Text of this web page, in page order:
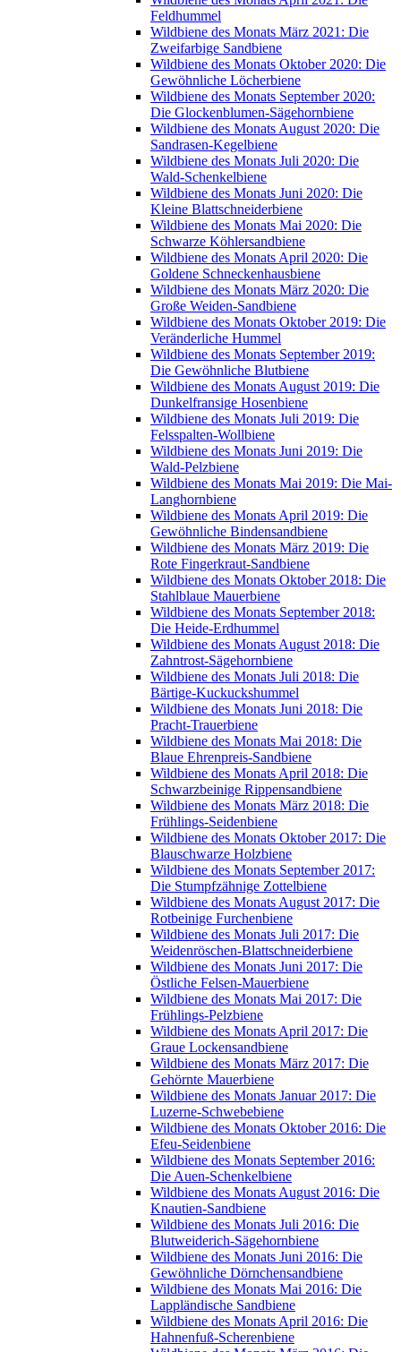
Feldhummel
Wildbiene des Monats März 2021: Die
Zweifarbige Sandbiene
Wildbiene des Monats Oktober 2020: Die
Gewöhnliche Löcherbiene
Wildbiene des Monats September 2020:
Die Glockenblumen-Sägehornbiene
Wildbiene des Monats August 2020: Die
Sandrasen-Kegelbiene
Wildbiene des Monats Juli 2020: Die
Wald-Schenkelbiene
Wildbiene des Monats Juni 2020: Die
Kleine Blattschneiderbiene
Wildbiene des Monats Mai 2020: Die
Schwarze Köhlersandbiene
Wildbiene des Monats April 2020: Die
Goldene Schneckenhausbiene
Wildbiene des Monats März 2020: Die
Große Weiden-Sandbiene
Wildbiene des Monats Oktober 2019: Die
Veränderliche Hummel
Wildbiene des Monats September 2019:
Die Gewöhnliche Blutbiene
Wildbiene des Monats August 2019: Die
Dunkelfransige Hosenbiene
Wildbiene des Monats Juli 2019: Die
Felsspalten-Wollbiene
Wildbiene des Monats Juni 2019: Die
Wald-Pelzbiene
Wildbiene des Monats Mai 2019: Die Mai-
Langhornbiene
Wildbiene des Monats April 2019: Die
Gewöhnliche Bindensandbiene
Wildbiene des Monats März 2019: Die
Rote Fingerkraut-Sandbiene
Wildbiene des Monats Oktober 2018: Die
Stahlblaue Mauerbiene
Wildbiene des Monats September 2018:
Die Heide-Erdhummel
Wildbiene des Monats August 2018: Die
Zahntrost-Sägehornbiene
Wildbiene des Monats Juli 2018: Die
Bärtige-Kuckuckshummel
Wildbiene des Monats Juni 2018: Die
Pracht-Trauerbiene
Wildbiene des Monats Mai 2018: Die
Blaue Ehrenpreis-Sandbiene
Wildbiene des Monats April 2018: Die
Schwarzbeinige Rippensandbiene
Wildbiene des Monats März 2018: Die
Frühlings-Seidenbiene
Wildbiene des Monats Oktober 2017: Die
Blauschwarze Holzbiene
Wildbiene des Monats September 2017:
Die Stumpfzähnige Zottelbiene
Wildbiene des Monats August 2017: Die
Rotbeinige Furchenbiene
Wildbiene des Monats Juli 2017: Die
Weidenröschen-Blattschneiderbiene
Wildbiene des Monats Juni 2017: Die
Östliche Felsen-Mauerbiene
Wildbiene des Monats Mai 2017: Die
Frühlings-Pelzbiene
Wildbiene des Monats April 2017: Die
Graue Lockensandbiene
Wildbiene des Monats März 2017: Die
Gehörnte Mauerbiene
Wildbiene des Monats Januar 2017: Die
Luzerne-Schwebebiene
Wildbiene des Monats Oktober 2016: Die
Efeu-Seidenbiene
Wildbiene des Monats September 2016:
Die Auen-Schenkelbiene
Wildbiene des Monats August 2016: Die
Knautien-Sandbiene
Wildbiene des Monats Juli 2016: Die
Blutweiderich-Sägehornbiene
Wildbiene des Monats Juni 2016: Die
Gewöhnliche Dörnchensandbiene
Wildbiene des Monats Mai 2016: Die
Lappländische Sandbiene
Wildbiene des Monats April 2016: Die
Hahnenfuß-Scherenbiene